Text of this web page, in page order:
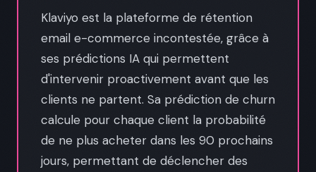
Klaviyo est la plateforme de rétention
email e-commerce incontestée, grâce à
ses prédictions IA qui permettent
d'intervenir proactivement avant que les
clients ne partent. Sa prédiction de churn
calcule pour chaque client la probabilité
de ne plus acheter dans les 90 prochains
jours, permettant de déclencher des